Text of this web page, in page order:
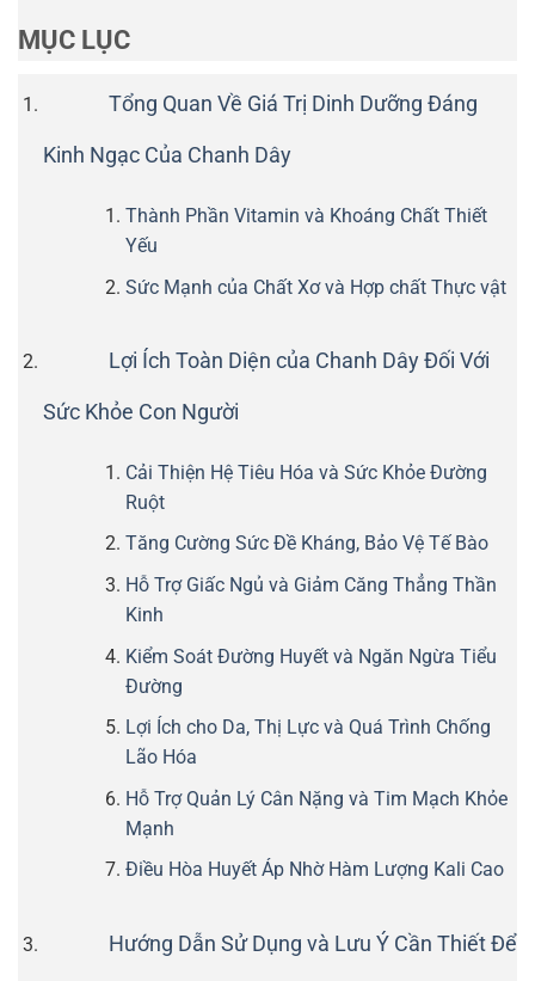
MỤC LỤC
Tổng Quan Về Giá Trị Dinh Dưỡng Đáng
Kinh Ngạc Của Chanh Dây
Thành Phần Vitamin và Khoáng Chất Thiết
Yếu
Sức Mạnh của Chất Xơ và Hợp chất Thực vật
Lợi Ích Toàn Diện của Chanh Dây Đối Với
Sức Khỏe Con Người
Cải Thiện Hệ Tiêu Hóa và Sức Khỏe Đường
Ruột
Tăng Cường Sức Đề Kháng, Bảo Vệ Tế Bào
Hỗ Trợ Giấc Ngủ và Giảm Căng Thẳng Thần
Kinh
Kiểm Soát Đường Huyết và Ngăn Ngừa Tiểu
Đường
Lợi Ích cho Da, Thị Lực và Quá Trình Chống
Lão Hóa
Hỗ Trợ Quản Lý Cân Nặng và Tim Mạch Khỏe
Mạnh
Điều Hòa Huyết Áp Nhờ Hàm Lượng Kali Cao
Hướng Dẫn Sử Dụng và Lưu Ý Cần Thiết Để